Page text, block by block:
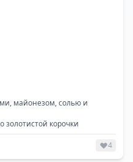
майонезом, солью и
золотистой корочки
4